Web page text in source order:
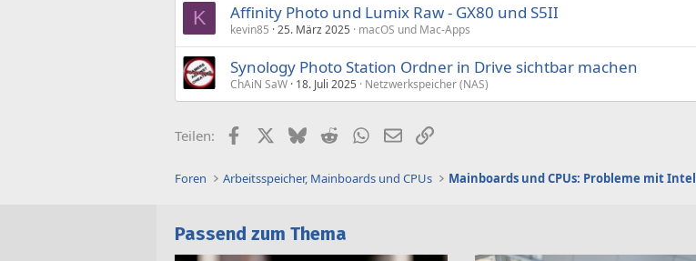
K Affinity Photo und Lumix Raw - GX80 und S5II
kevin85 25. März 2025 macOS und Mac-Apps
Synology Photo Station Ordner in Drive sichtbar machen
ChAiN SaW 18. Juli 2025 Netzwerkspeicher (NAS)
Teilen: FacebookX (Twitter)
BlueskyRedditWhatsApp
E-MailLink
Foren Arbeitsspeicher, Mainboards und CPUs Mainboards und CPUs: Probleme mit Intel
Passend zum Thema